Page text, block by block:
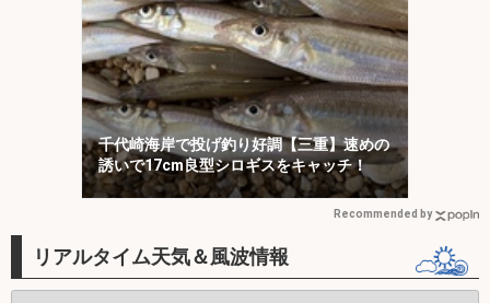
千代崎海岸で投げ釣り好調【三重】速めの
誘いで17cm良型シロギスをキャッチ！
Recommended by
リアルタイム天気＆風波情報